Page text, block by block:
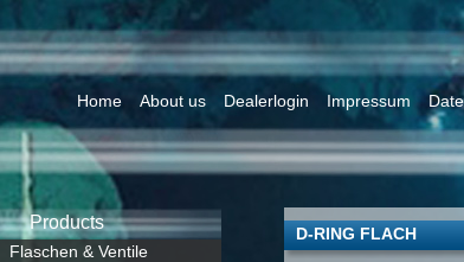
Home About us Dealerlogin Impressum
Products
Flaschen & Ventile
D-RING FLACH